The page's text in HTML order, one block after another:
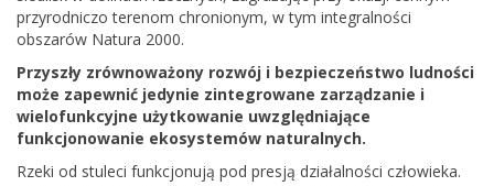
przyrodniczo terenom chronionym, w tym integralności
obszarów Natura 2000.
Przyszły zrównoważony rozwój i bezpieczeństwo ludności
może zapewnić jedynie zintegrowane zarządzanie i
wielofunkcyjne użytkowanie uwzględniające
funkcjonowanie ekosystemów naturalnych.
Rzeki od stuleci funkcjonują pod presją działalności człowieka.